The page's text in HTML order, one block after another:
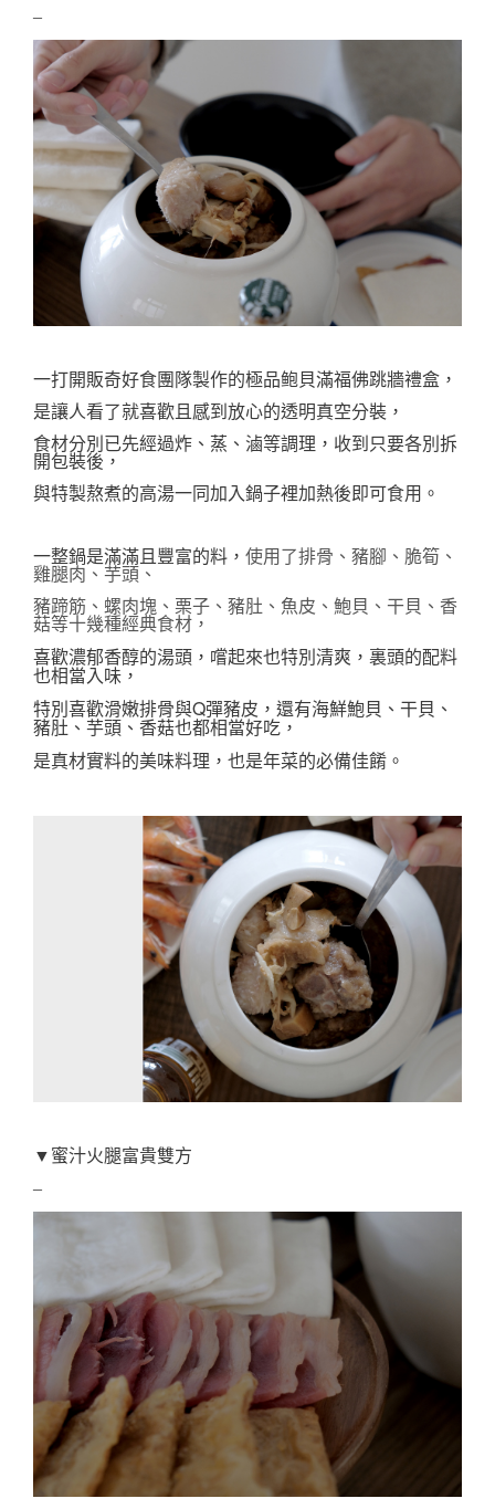
–
一打開販奇好食團隊製作的極品鲍貝滿福佛跳牆禮盒，
是讓人看了就喜歡且感到放心的透明真空分裝，
食材分別已先經過炸、蒸、滷等調理，收到只要各別拆
開包裝後，
與特製熬煮的高湯一同加入鍋子裡加熱後即可食用。
一整鍋是滿滿且豐富的料， 使用了排骨、豬腳、脆筍、
雞腿肉、芋頭、
豬蹄筋、螺肉塊、 栗子、豬肚、魚皮、鮑貝、干貝、香
菇等十幾種經典食材，
喜歡濃郁香醇的湯頭，嚐起來也特別清爽，裏頭的配料
也相當入味，
特別喜歡滑嫩排骨與Q彈豬皮，還有海鮮鮑貝、干貝、
豬肚、芋頭、香菇也都相當好吃，
是真材實料的美味料理，也是年菜的必備佳餚。
▼蜜汁火腿富貴雙方
–